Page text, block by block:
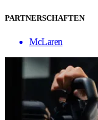
PARTNERSCHAFTEN
McLaren